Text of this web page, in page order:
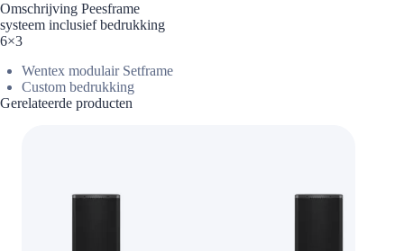
Omschrijving Peesframe
systeem inclusief bedrukking
6×3
Wentex modulair Setframe
Custom bedrukking
Gerelateerde producten